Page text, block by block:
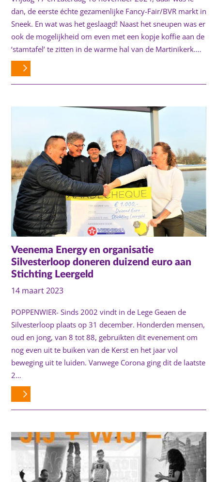
dan, de eerste échte gezamenlijke Fancy-Fair/BVR markt in
Sneek. En wat was het geslaagd! Naast het sneupen was er
ook de mogelijkheid om even met een kopje koffie aan de
‘stamtafel’ te zitten in de warme hal van de Martinikerk.…
Veenema Energy en organisatie
Silvesterloop doneren duizend euro aan
Stichting Leergeld
14 maart 2023
POPPENWIER- Sinds 2002 vindt in de Lege Geaen de
Silvesterloop plaats op 31 december. Honderden mensen,
oud en jong, van 8 tot 88, gebruikten dit evenement om
nog even uit te buiken van de Kerst en het jaar vol
beweging uit te luiden. Vanwege Corona ging dit de laatste
2…